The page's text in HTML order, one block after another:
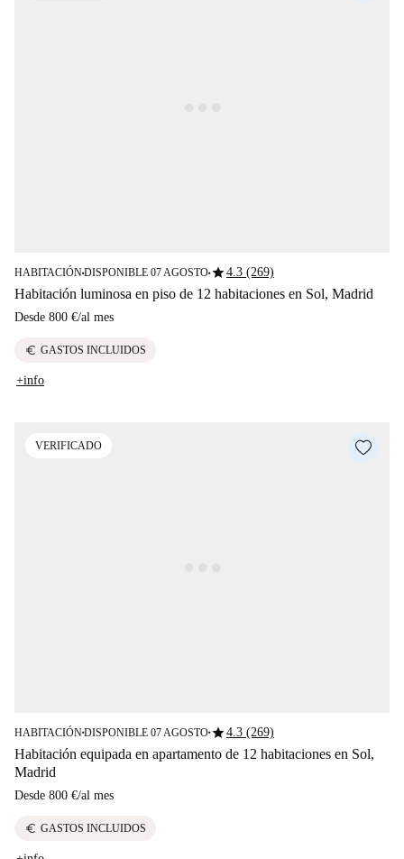
HABITACIÓN■DISPONIBLE 07 AGOSTO■star4.3 (269)
Habitación luminosa en piso de 12 habitaciones en Sol, Madrid
Desde 800 €/al mes
euro GASTOS INCLUIDOS
+info
VERIFICADO
HABITACIÓN■DISPONIBLE 07 AGOSTO■star4.3 (269)
Habitación equipada en apartamento de 12 habitaciones en Sol,
Madrid
Desde 800 €/al mes
euro GASTOS INCLUIDOS